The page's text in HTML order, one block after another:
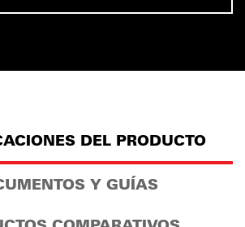
DEL PRODUCTO
Y GUÍAS